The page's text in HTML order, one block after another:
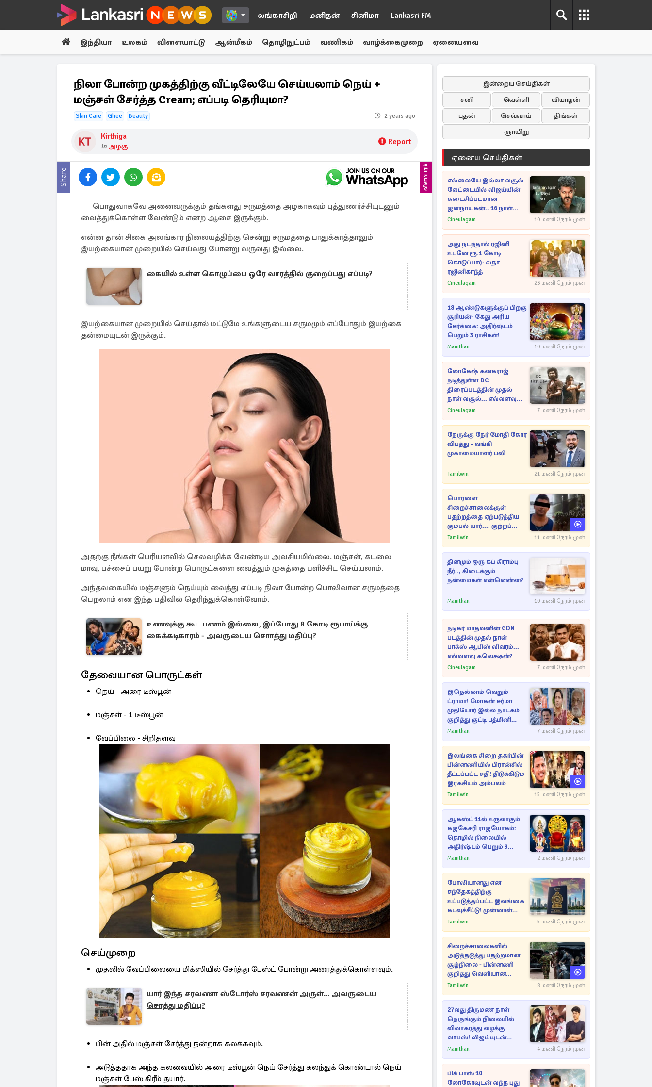
லங்காசிறி மனிதன் சினிமா Lankasri FM
இந்தியா உலகம் விளையாட்டு ஆன்மீகம் தொழிநுட்பம் வணிகம் வாழ்க்கைமுறை ஏனையவை
நிலா போன்ற முகத்திற்கு வீட்டிலேயே செய்யலாம் நெய் +
மஞ்சள் சேர்த்த Cream; எப்படி தெரியுமா?
Skin Care Ghee Beauty 2 years ago
Kirthiga
in அழகு Report
Share விளம்பரம்
பொதுவாகவே அனைவருக்கும் தங்களது சருமத்தை அழகாகவும் புத்துணர்ச்சியுடனும்
வைத்துக்கொள்ள வேண்டும் என்ற ஆசை இருக்கும்.
என்ன தான் சிகை அலங்கார நிலையத்திற்கு சென்று சருமத்தை பாதுக்காத்தாலும்
இயற்கையான முறையில் செய்வது போன்று வருவது இல்லை.
கையில் உள்ள கொழுப்பை ஒரே வாரத்தில் குறைப்பது எப்படி?
இயற்கையான முறையில் செய்தால் மட்டுமே உங்களுடைய சருமமும் எப்போதும் இயற்கை
தன்மையுடன் இருக்கும்.
அதற்கு நீங்கள் பெரியளவில் செலவழிக்க வேண்டிய அவசியமில்லை. மஞ்சள், கடலை
மாவு, பச்சைப் பயறு போன்ற பொருட்களை வைத்தும் முகத்தை பளிச்சிட செய்யலாம்.
அந்தவகையில் மஞ்சளும் நெய்யும் வைத்து எப்படி நிலா போன்ற பொலிவான சருமத்தை
பெறலாம் என இந்த பதிவில் தெரிந்துக்கொள்வோம்.
உணவுக்கு கூட பணம் இல்லை, இப்போது 8 கோடி ரூபாய்க்கு
கைக்கடிகாரம் - அவருடைய சொாத்து மதிப்பு?
தேவையான பொருட்கள்
நெய் - அரை டீஸ்பூன்
மஞ்சள் - 1 டீஸ்பூன்
வேப்பிலை - சிறிதளவு
செய்முறை
முதலில் வேப்பிலையை மிக்ஸியில் சேர்த்து பேஸ்ட் போன்று அரைத்துக்கொள்ளவும்.
யார் இந்த சரவணா ஸ்டோர்ஸ் சரவணன் அருள்... அவருடைய
சொத்து மதிப்பு?
பின் அதில் மஞ்சள் சேர்த்து நன்றாக கலக்கவும்.
அடுத்ததாக அந்த கலவையில் அரை டீஸ்பூன் நெய் சேர்த்து கலந்துக் கொண்டால் நெய்
மஞ்சள் பேஸ் கிரீம் தயார்.
இன்றைய செய்திகள்
சனி
வெள்ளி
வியாழன்
புதன்
செவ்வாய்
திங்கள்
ஞாயிறு
ஏனைய செய்திகள்
எல்லையே இல்லா வசூல்
வேட்டையில் விஜய்யின்
கடைசிப்படமான
ஜனநாயகன்.. 16 நாள்
பாக்ஸ் ஆபிஸ்
Cineulagam 10 மணி நேரம் முன்
அது நடந்தால் ரஜினி
உடனே ரூ.1 கோடி
கொடுப்பார்: லதா
ரஜினிகாந்த்
Cineulagam 23 மணி நேரம் முன்
18 ஆண்டுகளுக்குப் பிறகு
சூரியன்- கேது அரிய
சேர்க்கை: அதிர்ஷ்டம்
பெறும் 3 ராசிகள்!
Manithan 10 மணி நேரம் முன்
லோகேஷ் கனகராஜ்
நடித்துள்ள DC
திரைப்படத்தின் முதல்
நாள் வசூல்... எவ்வளவு
தெரியுமா?
Cineulagam 7 மணி நேரம் முன்
நேருக்கு நேர் மோதி கோர
விபத்து - வங்கி
முகாமையாளர் பலி
Tamilwin 21 மணி நேரம் முன்
பொரளை
சிறைச்சாலைக்குள்
பதற்றத்தை ஏற்படுத்திய
கும்பல் யார்...! குற்றப்
பின்னணி தொடர்பில்
Tamilwin 11 மணி நேரம் முன்
தினமும் ஒரு கப் கிராம்பு
நீர்.., கிடைக்கும்
நன்மைகள் என்னென்ன?
Manithan 10 மணி நேரம் முன்
நடிகர் மாதவனின் GDN
படத்தின் முதல் நாள்
பாக்ஸ் ஆபிஸ் விவரம்...
எவ்வளவு கலெக்ஷன்?
Cineulagam 7 மணி நேரம் முன்
இதெல்லாம் வெறும்
ட்ராமா! மோகன் சர்மா
முதியோர் இல்ல நாடகம்
குறித்து குட்டி பத்மினி
பரபரப்பு பேட்டி
Manithan 7 மணி நேரம் முன்
இலங்கை சிறை தகர்பின்
பின்னணியில் பிரான்சில்
தீட்டப்பட்ட சதி! திடுக்கிடும்
இரகசியம் அம்பலம்
Tamilwin 15 மணி நேரம் முன்
ஆகஸ்ட் 11ல் உருவாகும்
கஜகேசரி ராஜயோகம்:
தொழில் நிலையில்
அதிர்ஷ்டம் பெறும் 3
ராசிகள்!
Manithan 2 மணி நேரம் முன்
போலியானது என
சந்தேகத்திற்கு
உட்படுத்தப்பட்ட இலங்கை
கடவுச்சீட்டு! முன்னாள்
எம்.பிக்கு
சிக்கல்
Tamilwin 5 மணி நேரம் முன்
சிறைச்சாலைகளில்
அடுத்தடுத்து பதற்றமான
சூழ்நிலை - பின்னணி
குறித்து வெளியான
புலனாய்வு தகவல்
Tamilwin 8 மணி நேரம் முன்
27வது திருமண நாள்
நெருங்கும் நிலையில்
விவாகரத்து வழக்கு
வாபஸ்! விஜய்யுடன்
மீண்டும் இணைவாரா?
Manithan 4 மணி நேரம் முன்
பிக் பாஸ் 10
லோகோவுடன் வந்த புது